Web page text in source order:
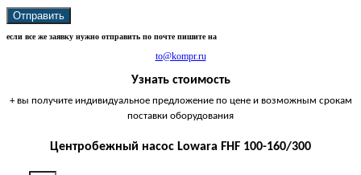
Отправить
если все же заявку нужно отправить по почте пишите на
to@kompr.ru
Узнать стоимость
+ вы получите индивидуальное предложение по цене и возможным срокам
поставки оборудования
Центробежный насос Lowara FHF 100-160/300